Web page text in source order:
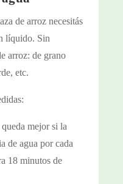
de arroz necesitás
líquido. Sin
arroz: de grano
etc.
mejor si la
de agua por cada
18 minutos de